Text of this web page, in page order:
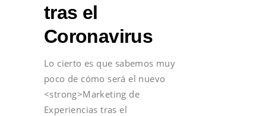
tras el
Coronavirus
Lo cierto es que sabemos muy
poco de cómo será el nuevo
<strong>Marketing de
Experiencias tras el